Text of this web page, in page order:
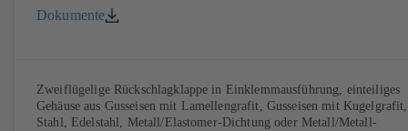
Dokumente
Zweiflügelige Rückschlagklappe in Einklemmausführung, einteiliges
Gehäuse aus Gusseisen mit Lamellengrafit, Gusseisen mit Kugelgrafit,
Stahl, Edelstahl, Metall/Elastomer-Dichtung oder Metall/Metall-